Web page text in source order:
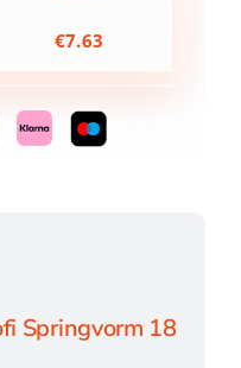
€7.63
Springvorm 18